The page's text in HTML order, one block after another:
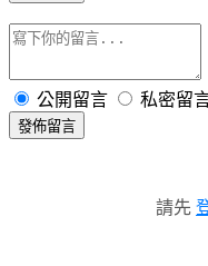
公開留言 私密留
發佈留言
請先